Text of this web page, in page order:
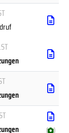
( )